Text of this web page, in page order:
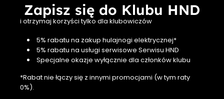
Zapisz się do Klubu HND
i otrzymaj korzyści tylko dla klubowiczów
5% rabatu na zakup hulajnogi elektrycznej*
5% rabatu na usługi serwisowe Serwisu HND
Specjalne okazje wyłącznie dla członków klubu
*Rabat nie łączy się z innymi promocjami (w tym raty
0%).